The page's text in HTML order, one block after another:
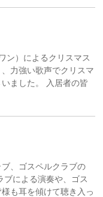
ン）によるクリスマス
力強い歌声でクリスマ
ました。 入居者の皆
、ゴスペルクラブの
ブによる演奏や、ゴス
も耳を傾けて聴き入っ